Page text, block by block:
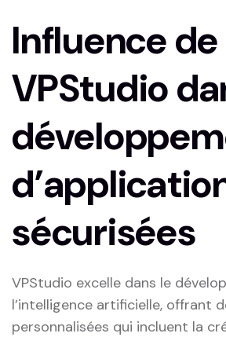
Influence de‍
VPStudio‍
sécurisées
VPStudio excelle dans ‌le
l’intelligence‍ artificielle, offrant
personnalisées qui ⁤incluent la⁢